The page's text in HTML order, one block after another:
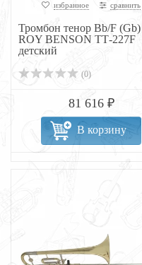
избранное сравнить
Тромбон тенор Bb/F (Gb)
ROY BENSON ТТ-227F
детский
(0)
81 616 ₽
В корзину